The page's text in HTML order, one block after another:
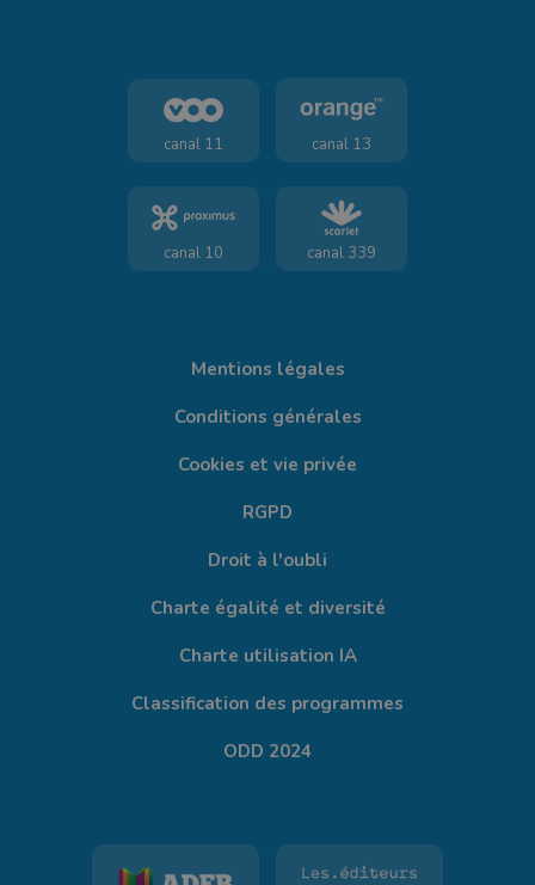
canal 11 canal 13
canal 10 canal 339
Mentions légales
Conditions générales
Cookies et vie privée
RGPD
Droit à l'oubli
Charte égalité et diversité
Charte utilisation IA
Classification des programmes
ODD 2024